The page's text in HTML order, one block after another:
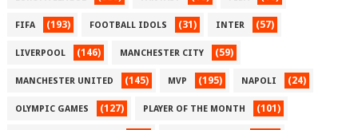
FIFA (193) FOOTBALL IDOLS (31) INTER (57)
LIVERPOOL (146) MANCHESTER CITY (59)
MANCHESTER UNITED (145) MVP (195) NAPOLI (24)
OLYMPIC GAMES (127) PLAYER OF THE MONTH (101)